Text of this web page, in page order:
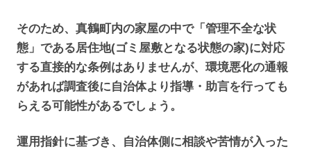
そのため、真鶴町内の家屋の中で「管理不全な状
態」である居住地(ゴミ屋敷となる状態の家)に対応
する直接的な条例はありませんが、環境悪化の通報
があれば調査後に自治体より指導・助言を行っても
らえる可能性があるでしょう。
運用指針に基づき、自治体側に相談や苦情が入った